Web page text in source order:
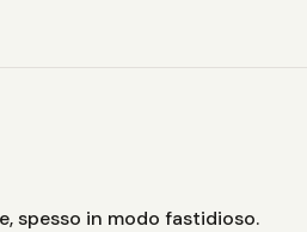
spesso in modo fastidioso.